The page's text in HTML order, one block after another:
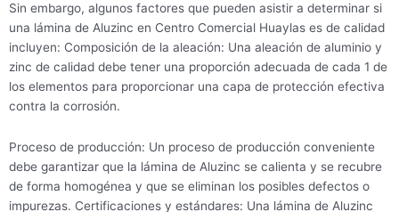
Sin embargo, algunos factores que pueden asistir a determinar si
una lámina de Aluzinc en Centro Comercial Huaylas es de calidad
incluyen: Composición de la aleación: Una aleación de aluminio y
zinc de calidad debe tener una proporción adecuada de cada 1 de
los elementos para proporcionar una capa de protección efectiva
contra la corrosión.
Proceso de producción: Un proceso de producción conveniente
debe garantizar que la lámina de Aluzinc se calienta y se recubre
de forma homogénea y que se eliminan los posibles defectos o
impurezas. Certificaciones y estándares: Una lámina de Aluzinc